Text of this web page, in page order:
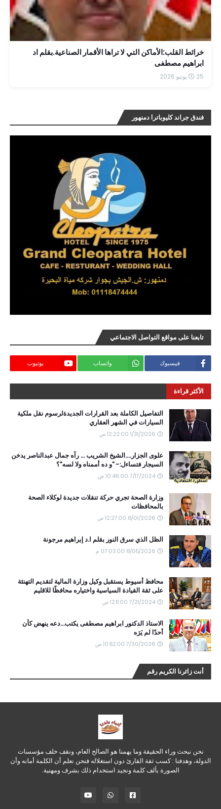
خرائط القلب:الأماكن التي لا تراها الأقمار الصناعية.بقلم اد
ابراهيم مصطفى
25 يونيو 2026
فندق جراند كليوباترا دمنهور
تابعنا على مواقع التواصل الاجتماعي
فيسبوك واتساب يوتيوب
الأكثر قراءة
التفاصيل الكاملة بعد القرارات الجديدةلرسوم نقل ملكية
السيارات في الشهر العقاري
1/31/2026 12:22:00 ص
علوى الجزار....الشيخ الشريب ... رآه جمال عبدالناصر يدخن
السيجار فتساءل:- "و ده أممناه ولا لسه"؟
7/17/2024 10:46:00 ص
وزارة الصحة تجري حركة تنقلات جديدة لوكلاء الصحة
بالمحافظات
8/01/2026 12:27:00 ص
الظل الذي سرق النور بقلم ا.د إبراهيم مرجونة
8/05/2026 07:03:00 م
محافظ أسيوط يستقبل وكيل وزارة المالية لتقديم التهنئة
على ثقة القيادة السياسية واختياره محافظًا للاقليم
7/21/2024 12:11:00 ص
الاستاذ الدكتور ابراهيم مصطفى يكتب...دعه ينهض كأن
أحدًا لم يَرَه
7/30/2026 10:52:00 ص
أنت زائرنا الكريم رقم
نحن نبحث وراء الحقيقة وما يهمنا هو الصالح العام، ونقف خلف مؤسسات
الدولة، وهدفنا : كسب ثقة القارئ دون استغلاله فنحن نعلم أن الكلمة أمانه وأن
الصورة بألف كلمة ونجيد استخدام ذلك بشرف ومهنية.